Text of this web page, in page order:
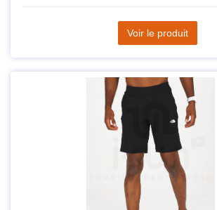
Voir le produit